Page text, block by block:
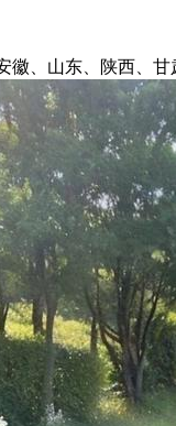
山东、陕西、甘